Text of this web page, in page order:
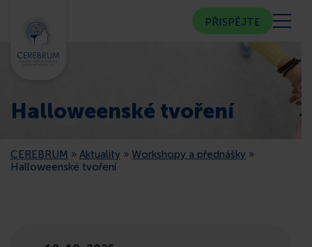
PORADNA
PŘISPĚJTE
Halloweenské tvoření
CEREBRUM » Aktuality » Workshopy a přednášky »
Halloweenské tvoření